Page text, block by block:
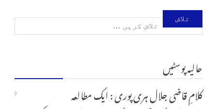
تلاش
برائے:
حالیہ پوسٹیں
کلامِ قاضی جلال ہری پوری : ایک مطالعہ